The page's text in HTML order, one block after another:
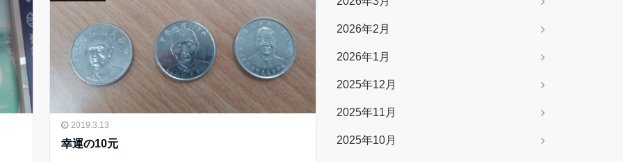
2019.3.13
幸運の10元
2026年2月
2026年1月
2025年12月
2025年11月
2025年10月